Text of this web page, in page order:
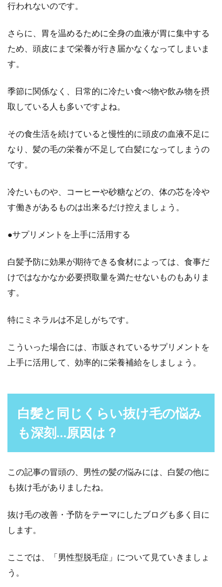
行われないのです。
さらに、胃を温めるために全身の血液が胃に集中する
ため、頭皮にまで栄養が行き届かなくなってしまいま
す。
季節に関係なく、日常的に冷たい食べ物や飲み物を摂
取している人も多いですよね。
その食生活を続けていると慢性的に頭皮の血液不足に
なり、髪の毛の栄養が不足して白髪になってしまうの
です。
冷たいものや、コーヒーや砂糖などの、体の芯を冷や
す働きがあるものは出来るだけ控えましょう。
●サプリメントを上手に活用する
白髪予防に効果が期待できる食材によっては、食事だ
けではなかなか必要摂取量を満たせないものもありま
す。
特にミネラルは不足しがちです。
こういった場合には、市販されているサプリメントを
上手に活用して、効率的に栄養補給をしましょう。
白髪と同じくらい抜け毛の悩み
も深刻…原因は？
この記事の冒頭の、男性の髪の悩みには、白髪の他に
も抜け毛がありましたね。
抜け毛の改善・予防をテーマにしたブログも多く目に
します。
ここでは、「男性型脱毛症」について見ていきましょ
う。